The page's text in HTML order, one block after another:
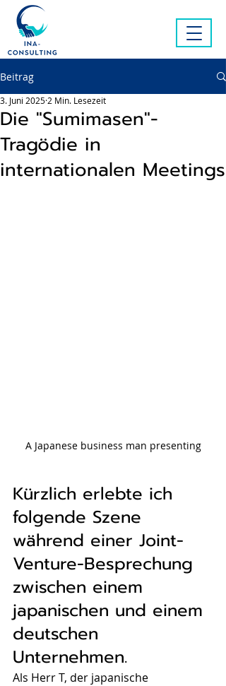
Beitrag
Die "Sumimasen"-
Tragödie in
internationalen Meetings
3. Juni 2025 2 Min. Lesezeit
A Japanese business man presenting
Kürzlich erlebte ich
folgende Szene
während einer Joint-
Venture-Besprechung
zwischen einem
japanischen und einem
deutschen
Unternehmen.
Als Herr T, der japanische